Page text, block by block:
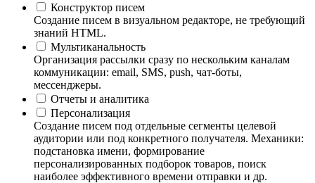
Конструктор писем
Создание писем в визуальном редакторе, не требующий
знаний HTML.
Мультиканальность
Организация рассылки сразу по нескольким каналам
коммуникации: email, SMS, push, чат-боты,
мессенджеры.
Отчеты и аналитика
Персонализация
Создание писем под отдельные сегменты целевой
аудитории или под конкретного получателя. Механики:
подстановка имени, формирование
персонализированных подборок товаров, поиск
наиболее эффективного времени отправки и др.